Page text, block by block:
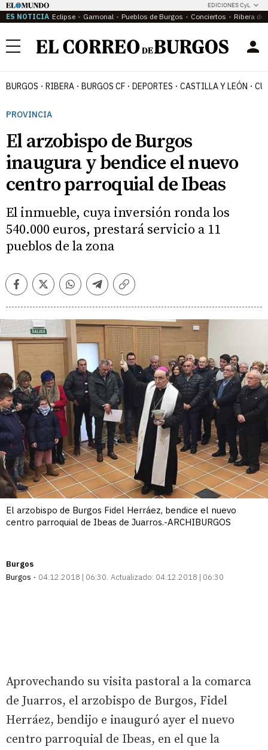
EDICIONES CyL
ES NOTICIA Eclipse Gamonal Pueblos de Burgos Conciertos Ribera del
Menú
BURGOS RIBERA BURGOS CF DEPORTES CASTILLA Y LEÓN
PROVINCIA
El arzobispo de Burgos
inaugura y bendice el nuevo
centro parroquial de Ibeas
El inmueble, cuya inversión ronda los
540.000 euros, prestará servicio a 11
pueblos de la zona
FacebookTwitterWhatsappTelegramCopiar
El arzobispo de Burgos Fidel Herráez, bendice el nuevo
centro parroquial de Ibeas de Juarros.-ARCHIBURGOS
Burgos
Burgos
04.12.2018 | 06:30 Actualizado: 04.12.2018 | 06:30
Aprovechando su visita pastoral a la comarca
de Juarros, el arzobispo de Burgos, Fidel
Herráez, bendijo e inauguró ayer el nuevo
centro parroquial de Ibeas, en el que la